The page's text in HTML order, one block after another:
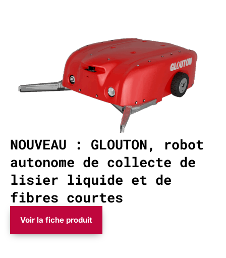
NOUVEAU : GLOUTON, robot
autonome de collecte de
lisier liquide et de
fibres courtes
Voir la fiche produit